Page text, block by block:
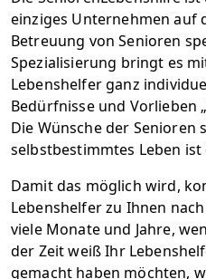
einziges Unternehmen auf
Betreuung von Senioren
Spezialisierung bringt es
Lebenshelfer ganz
Bedürfnisse und Vorlieben
Die Wünsche der
selbstbestimmtes Leben
Damit das möglich wird,
Lebenshelfer zu Ihnen
viele Monate und Jahre,
der Zeit weiß Ihr
gemacht haben möchten,